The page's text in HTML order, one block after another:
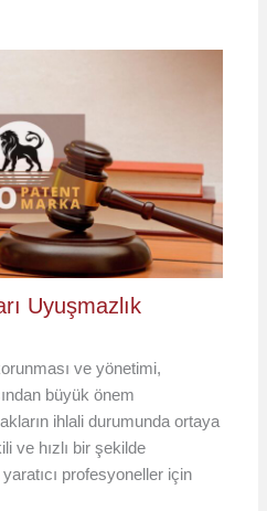
Uyuşmazlık
ve yönetimi,
büyük önem
ihlali durumunda ortaya
ve hızlı bir şekilde
profesyoneller için